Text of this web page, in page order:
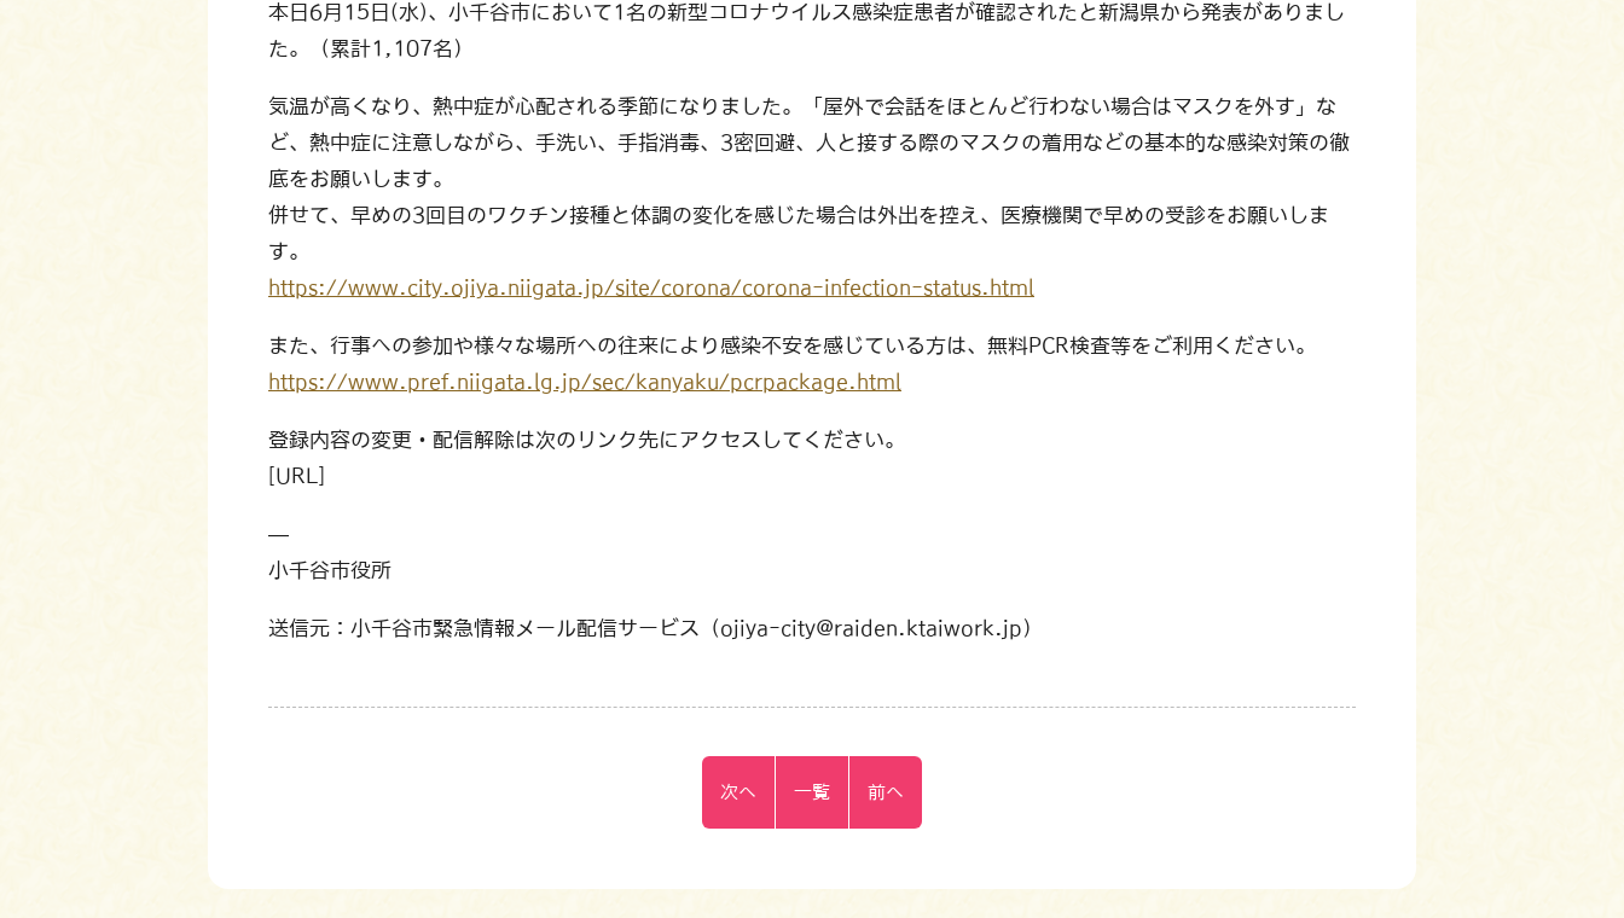
本日6月15日(水)、小千谷市において1名の新型コロナウイルス感染症患者が確認されたと新潟県から発表がありまし
た。（累計1,107名）
気温が高くなり、熱中症が心配される季節になりました。「屋外で会話をほとんど行わない場合はマスクを外す」な
ど、熱中症に注意しながら、手洗い、手指消毒、3密回避、人と接する際のマスクの着用などの基本的な感染対策の徹
底をお願いします。
併せて、早めの3回目のワクチン接種と体調の変化を感じた場合は外出を控え、医療機関で早めの受診をお願いしま
す。
https://www.city.ojiya.niigata.jp/site/corona/corona-infection-status.html
また、行事への参加や様々な場所への往来により感染不安を感じている方は、無料PCR検査等をご利用ください。
https://www.pref.niigata.lg.jp/sec/kanyaku/pcrpackage.html
登録内容の変更・配信解除は次のリンク先にアクセスしてください。
[URL]
—
小千谷市役所
送信元：小千谷市緊急情報メール配信サービス（ojiya-city@raiden.ktaiwork.jp）
次へ 一覧 前へ